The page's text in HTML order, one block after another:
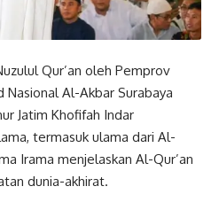
Qur’an oleh Pemprov
Nasional Al-Akbar Surabaya
Jatim Khofifah Indar
termasuk ulama dari Al-
Irama menjelaskan Al-Qur’an
dunia-akhirat.